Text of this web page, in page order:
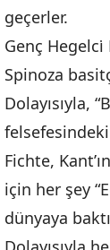
geçerler.
Genç Hegelci̇
Spinoza
Dolayısıyla,
felsefesindeki
Fichte,
için her şey
dünyaya